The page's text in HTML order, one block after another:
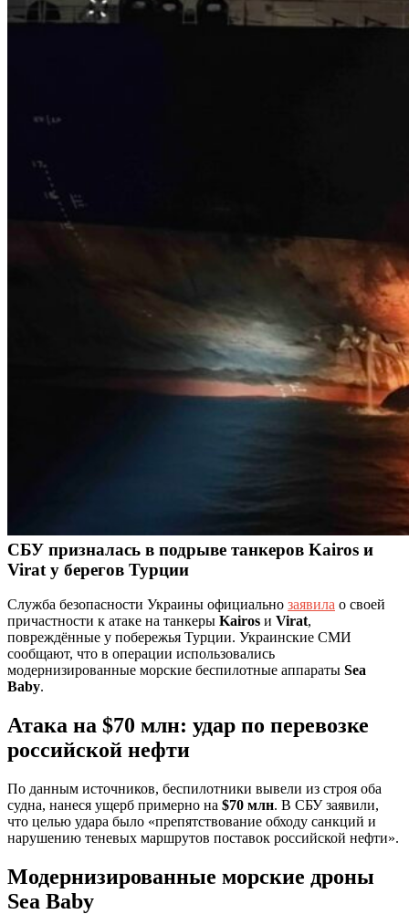
СБУ призналась в подрыве танкеров Kairos и
Virat у берегов Турции
Служба безопасности Украины официально заявила о своей
причастности к атаке на танкеры Kairos и Virat,
повреждённые у побережья Турции. Украинские СМИ
сообщают, что в операции использовались
модернизированные морские беспилотные аппараты Sea
Baby.
Атака на $70 млн: удар по перевозке
российской нефти
По данным источников, беспилотники вывели из строя оба
судна, нанеся ущерб примерно на $70 млн. В СБУ заявили,
что целью удара было «препятствование обходу санкций и
нарушению теневых маршрутов поставок российской нефти».
Модернизированные морские дроны
Sea Baby